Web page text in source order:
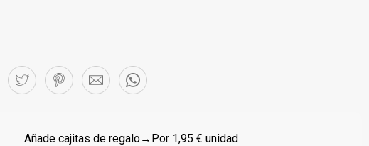
Añade cajitas de regalo→Por 1,95 € unidad